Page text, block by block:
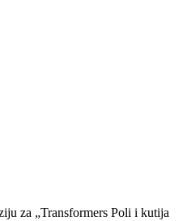
za „Transformers Poli i kutija